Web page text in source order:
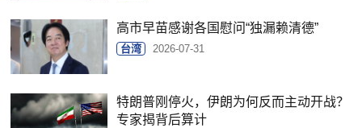
高市早苗感谢各国慰问“独漏赖清德”
台湾 2026-07-31
特朗普刚停火，伊朗为何反而主动开战？
专家揭背后算计